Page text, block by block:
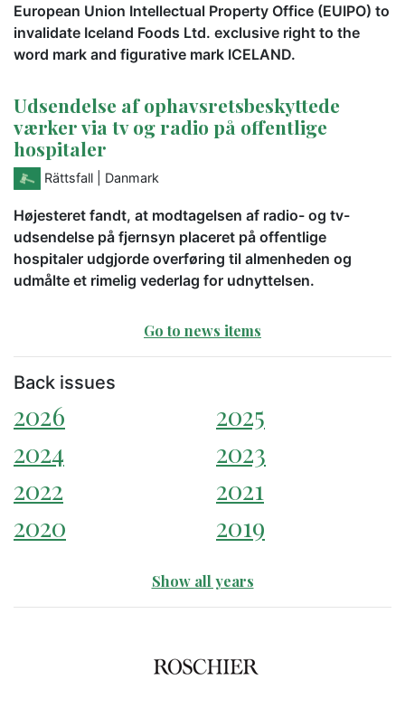
European Union Intellectual Property Office (EUIPO) to
invalidate Iceland Foods Ltd. exclusive right to the
word mark and figurative mark ICELAND.
Udsendelse af ophavsretsbeskyttede
værker via tv og radio på offentlige
hospitaler
Rättsfall | Danmark
Højesteret fandt, at modtagelsen af radio- og tv-
udsendelse på fjernsyn placeret på offentlige
hospitaler udgjorde overføring til almenheden og
udmålte et rimelig vederlag for udnyttelsen.
Go to news items
Back issues
2026
2025
2024
2023
2022
2021
2020
2019
Show all years